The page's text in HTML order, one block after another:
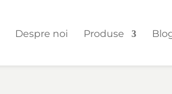
Despre noi Produse